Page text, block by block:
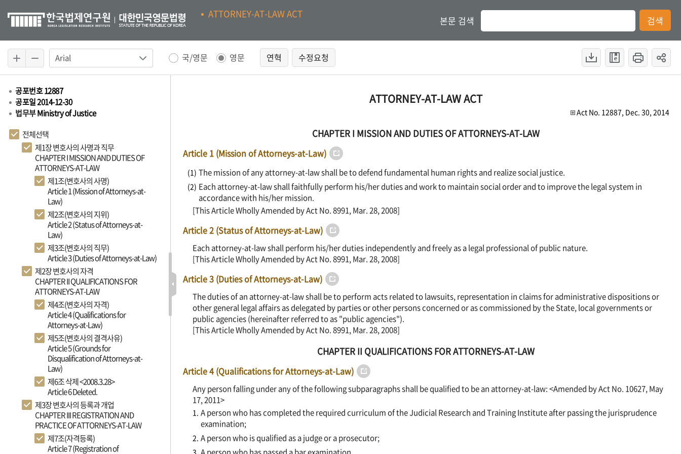
ATTORNEY-AT-LAW ACT
본문 검색 검색
국/영문 영문 연혁 수정요청